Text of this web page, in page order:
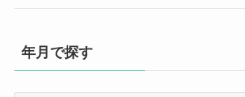
年月で探す